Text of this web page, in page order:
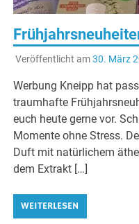
Veröffentlicht am30. März
Werbung Kneipp hat
traumhafte
euch heute gerne vor.
Momente ohne Stress.
Duft mit natürlichem
dem Extrakt […]
WEITERLESEN